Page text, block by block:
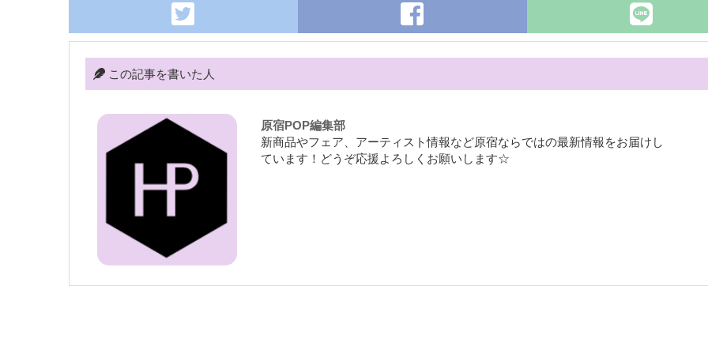
この記事を書いた人
原宿POP編集部
新商品やフェア、アーティスト情報など原宿ならではの最新情報をお届けし
ています！どうぞ応援よろしくお願いします☆